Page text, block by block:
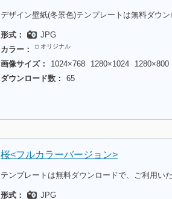
デザイン壁紙(冬景色)テンプレートは無料ダウ
形式：
JPG
カラー：
□ オリジナル
画像サイズ： 1024×768 1280×1024
1280×800
ダウンロード数：
65
桜<フルカラーバージョン>
テンプレートは無料ダウンロードで、ご利用い
形式：
JPG